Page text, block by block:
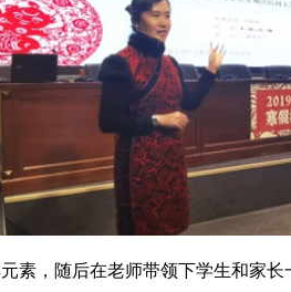
，随后在老师带领下学生和家长